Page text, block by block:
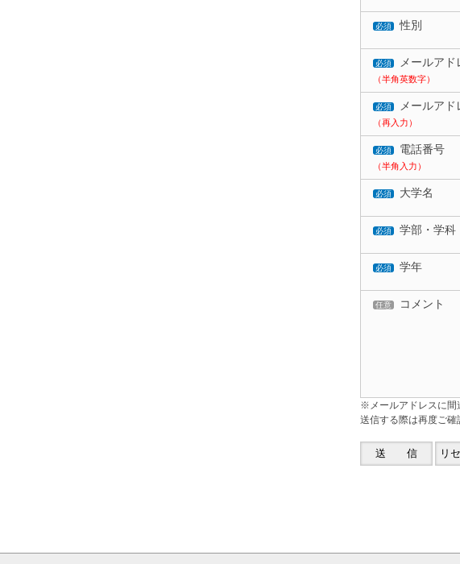
必須 性別
必須 メールアド
（半角英数字）
必須 メールアド
（再入力）
必須 電話番号
（半角入力）
必須 大学名
必須 学部・学科
必須 学年
任意 コメント
※メールアドレスに間
送信する際は再度ご確